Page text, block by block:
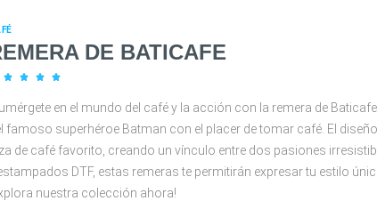
DE BATICAFE
   
en el mundo del café y la acción con la remera de
famoso superhéroe Batman con el placer de tomar café. El
de café favorito, creando un vínculo entre dos pasiones
DTF, estas remeras te permitirán expresar tu estilo
nuestra colección ahora!